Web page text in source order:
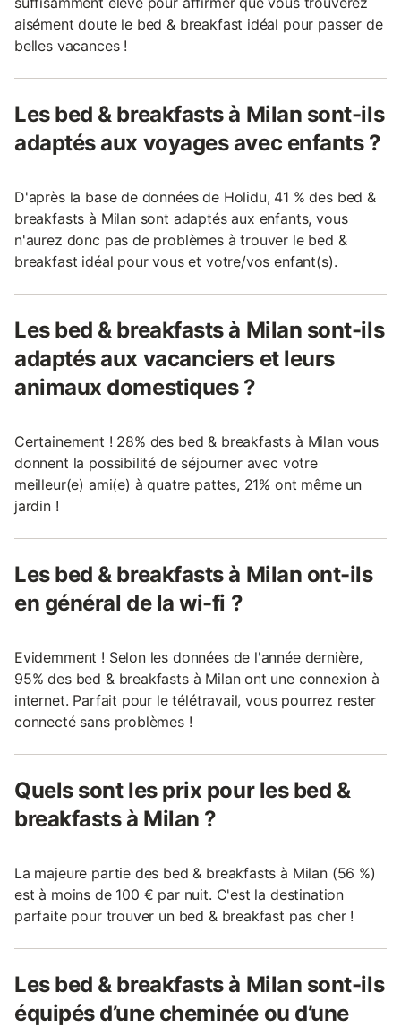
aisément doute le bed & breakfast idéal pour passer de
belles vacances !
Les bed & breakfasts à Milan sont-ils
adaptés aux voyages avec enfants ?
D'après la base de données de Holidu, 41 % des bed &
breakfasts à Milan sont adaptés aux enfants, vous
n'aurez donc pas de problèmes à trouver le bed &
breakfast idéal pour vous et votre/vos enfant(s).
Les bed & breakfasts à Milan sont-ils
adaptés aux vacanciers et leurs
animaux domestiques ?
Certainement ! 28% des bed & breakfasts à Milan vous
donnent la possibilité de séjourner avec votre
meilleur(e) ami(e) à quatre pattes, 21% ont même un
jardin !
Les bed & breakfasts à Milan ont-ils
en général de la wi-fi ?
Evidemment ! Selon les données de l'année dernière,
95% des bed & breakfasts à Milan ont une connexion à
internet. Parfait pour le télétravail, vous pourrez rester
connecté sans problèmes !
Quels sont les prix pour les bed &
breakfasts à Milan ?
La majeure partie des bed & breakfasts à Milan (56 %)
est à moins de 100 € par nuit. C'est la destination
parfaite pour trouver un bed & breakfast pas cher !
Les bed & breakfasts à Milan sont-ils
équipés d’une cheminée ou d’une